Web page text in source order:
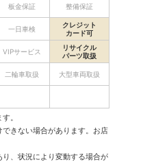
板金保証 整備保証
一日車検
クレジット
カード可
VIPサービス
リサイクル
パーツ取扱
二輪車取扱 大型車両取扱
。
きない場合があります。お店
、状況により変動する場合が